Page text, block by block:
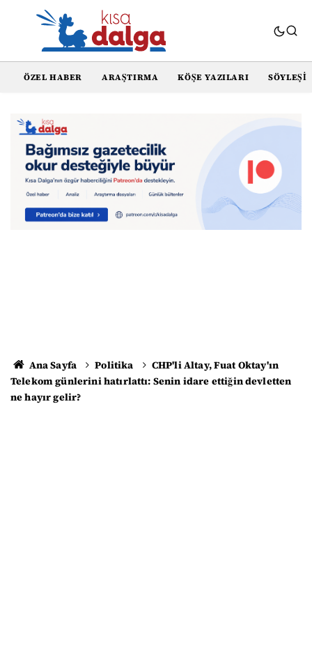
ÖZEL HABER ARAŞTIRMA KÖŞE YAZILARI SÖYLEŞI
Ana Sayfa Politika
CHP'li Altay, Fuat Oktay'ın
Telekom günlerini hatırlattı: Senin idare ettiğin devletten
ne hayır gelir?